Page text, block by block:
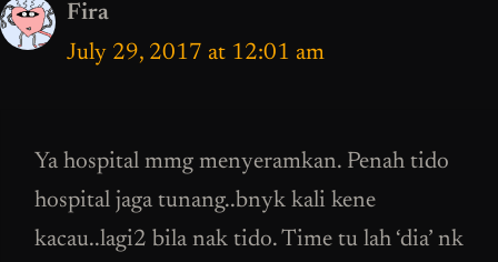
Fira
July 29, 2017 at 12:01 am
Ya hospital mmg menyeramkan. Penah tido
hospital jaga tunang..bnyk kali kene
kacau..lagi2 bila nak tido. Time tu lah ‘dia’ nk